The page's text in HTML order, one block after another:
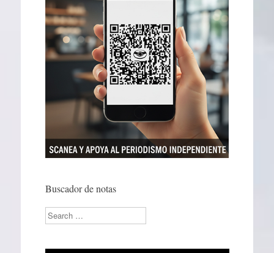
Buscador de notas
Search